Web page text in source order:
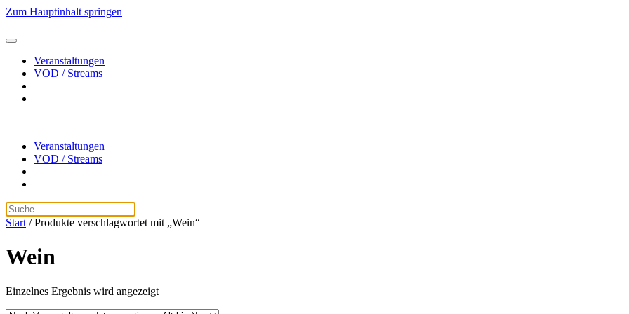
Zum Hauptinhalt springen
Veranstaltungen
VOD / Streams
Veranstaltungen
VOD / Streams
Start / Produkte verschlagwortet mit „Wein“
Wein
Einzelnes Ergebnis wird angezeigt